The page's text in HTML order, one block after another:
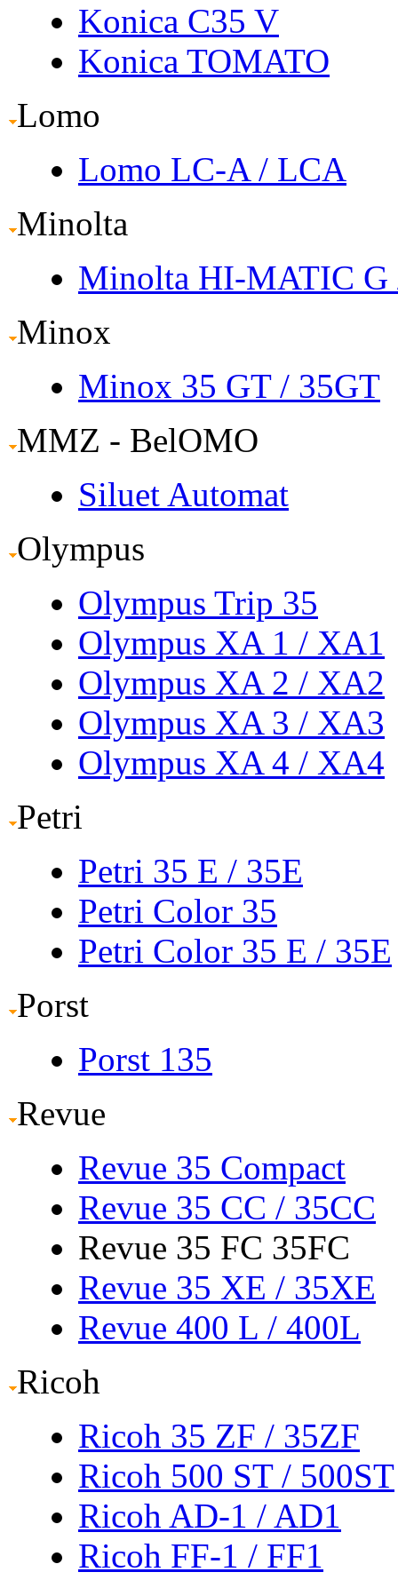
Konica C35 V
Konica TOMATO
Lomo
Lomo LC-A / LCA
Minolta
Minolta HI-MATIC G
Minox
Minox 35 GT / 35GT
MMZ - BelOMO
Siluet Automat
Olympus
Olympus Trip 35
Olympus XA 1 / XA1
Olympus XA 2 / XA2
Olympus XA 3 / XA3
Olympus XA 4 / XA4
Petri
Petri 35 E / 35E
Petri Color 35
Petri Color 35 E / 35E
Porst
Porst 135
Revue
Revue 35 Compact
Revue 35 CC / 35CC
Revue 35 FC 35FC
Revue 35 XE / 35XE
Revue 400 L / 400L
Ricoh
Ricoh 35 ZF / 35ZF
Ricoh 500 ST / 500ST
Ricoh AD-1 / AD1
Ricoh FF-1 / FF1